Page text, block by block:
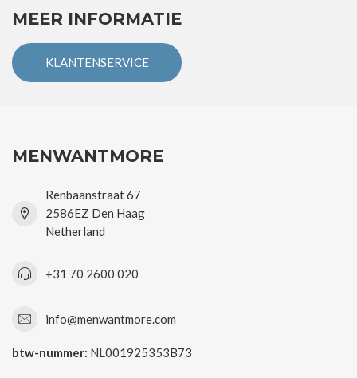
MEER INFORMATIE
KLANTENSERVICE
MENWANTMORE
Renbaanstraat 67
2586EZ Den Haag
Netherland
+31 70 2600 020
info@menwantmore.com
btw-nummer: NL001925353B73